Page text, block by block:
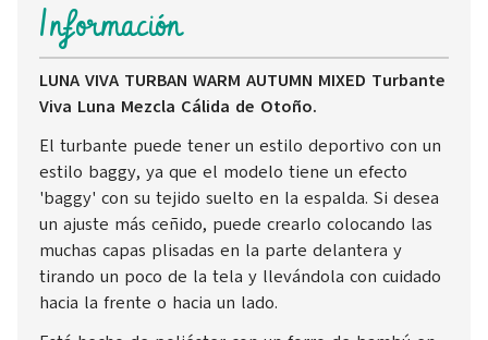
Información
LUNA VIVA TURBAN WARM AUTUMN MIXED Turbante
Viva Luna Mezcla Cálida de Otoño.
El turbante puede tener un estilo deportivo con un
estilo baggy, ya que el modelo tiene un efecto
'baggy' con su tejido suelto en la espalda. Si desea
un ajuste más ceñido, puede crearlo colocando las
muchas capas plisadas en la parte delantera y
tirando un poco de la tela y llevándola con cuidado
hacia la frente o hacia un lado.